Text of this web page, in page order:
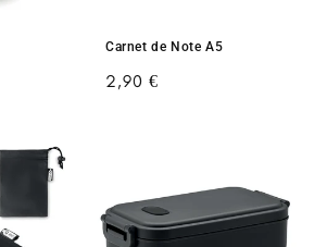
Carnet de Note A5
Prix
2,90 €